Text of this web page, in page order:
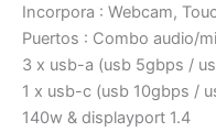
Incorpora : Webcam,
Puertos : Combo audio/
3 x usb-a (usb 5gbps /
1 x usb-c (usb 10gbps /
140w & displayport 1.4